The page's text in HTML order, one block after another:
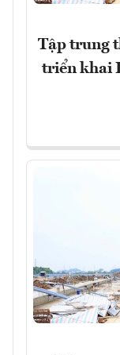
Tập trung
triển khai